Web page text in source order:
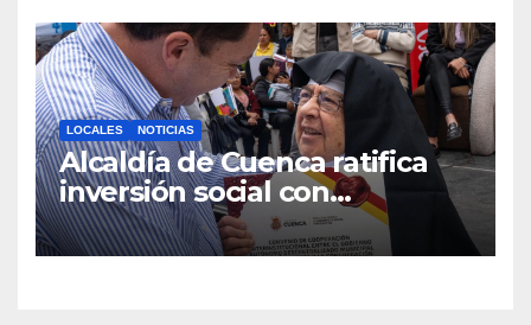
LOCALES NOTICIAS
Alcaldía de Cuenca ratifica
inversión social con
fundaciones e instituciones
locales